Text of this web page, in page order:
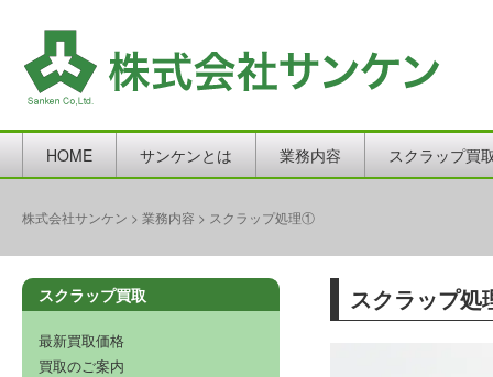
HOME サンケンとは 業務内容 スクラップ買
株式会社サンケン > 業務内容 > スクラップ処理①
スクラップ
スクラップ買取
最新買取価格
買取のご案内